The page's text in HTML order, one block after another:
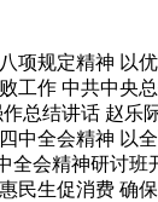
项规定精神 以
工作 中共中央
总结讲话 赵乐
中全会精神 以
会精神研讨
民生促消费 确